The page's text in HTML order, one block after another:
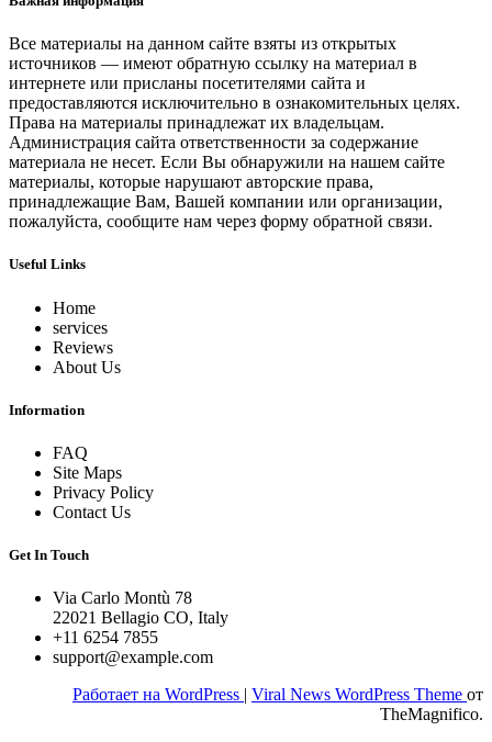
Все материалы на данном сайте взяты из открытых
источников — имеют обратную ссылку на материал в
интернете или присланы посетителями сайта и
предоставляются исключительно в ознакомительных целях.
Права на материалы принадлежат их владельцам.
Администрация сайта ответственности за содержание
материала не несет. Если Вы обнаружили на нашем сайте
материалы, которые нарушают авторские права,
принадлежащие Вам, Вашей компании или организации,
пожалуйста, сообщите нам через форму обратной связи.
Useful Links
Home
services
Reviews
About Us
Information
FAQ
Site Maps
Privacy Policy
Contact Us
Get In Touch
Via Carlo Montù 78
22021 Bellagio CO, Italy
+11 6254 7855
support@example.com
Работает на WordPress | Viral News WordPress Theme от
TheMagnifico.